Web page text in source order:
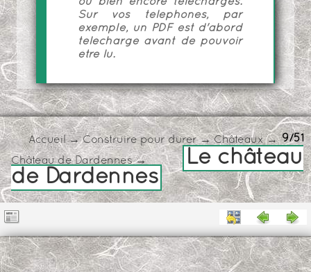
ou bien encore téléchargés.
Sur vos téléphones, par
exemple, un PDF est d'abord
téléchargé avant de pouvoir
être lu.
9/51
Accueil→Construire pour durer→Châteaux→
Château de Dardennes→
Le château
de Dardennes